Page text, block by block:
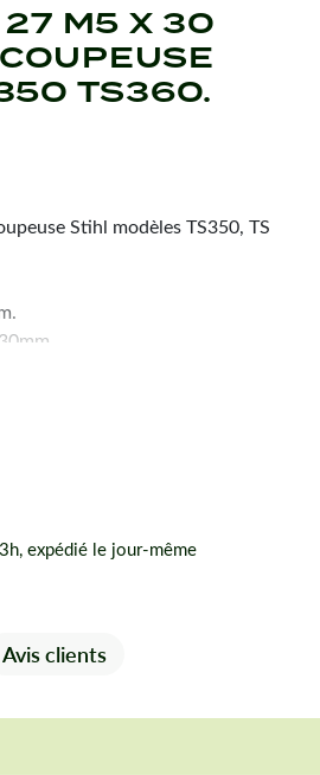
27 M5 X 30
TS360.
Stihl modèles TS350, TS
expédié le jour-même
Avis clients